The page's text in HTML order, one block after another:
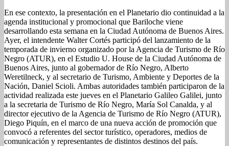
En ese contexto, la presentación en el Planetario dio continuidad a la
agenda institucional y promocional que Bariloche viene
desarrollando esta semana en la Ciudad Autónoma de Buenos Aires.
Ayer, el intendente Walter Cortés participó del lanzamiento de la
temporada de invierno organizado por la Agencia de Turismo de Río
Negro (ATUR), en el Estudio U. House de la Ciudad Autónoma de
Buenos Aires, junto al gobernador de Río Negro, Alberto
Weretilneck, y al secretario de Turismo, Ambiente y Deportes de la
Nación, Daniel Scioli. Ambas autoridades también participaron de la
actividad realizada este jueves en el Planetario Galileo Galilei, junto
a la secretaria de Turismo de Río Negro, María Sol Canalda, y al
director ejecutivo de la Agencia de Turismo de Río Negro (ATUR),
Diego Piquín, en el marco de una nueva acción de promoción que
convocó a referentes del sector turístico, operadores, medios de
comunicación y representantes de distintos destinos del país.